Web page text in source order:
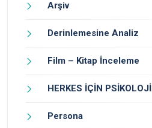
Arşiv
Derinlemesine Analiz
Film – Kitap İnceleme
HERKES İÇİN PSİKOLOJİ
Persona